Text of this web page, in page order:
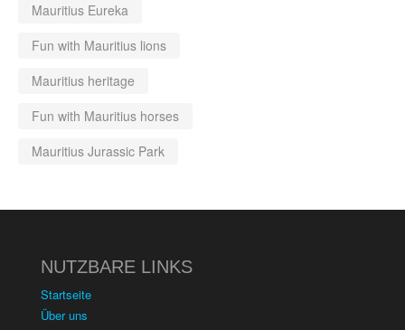
Mauritius Eureka
Fun with Mauritius lions
Mauritius heritage
Fun with Mauritius horses
Mauritius Jurassic Park
NUTZBARE LINKS
Startseite
Über uns